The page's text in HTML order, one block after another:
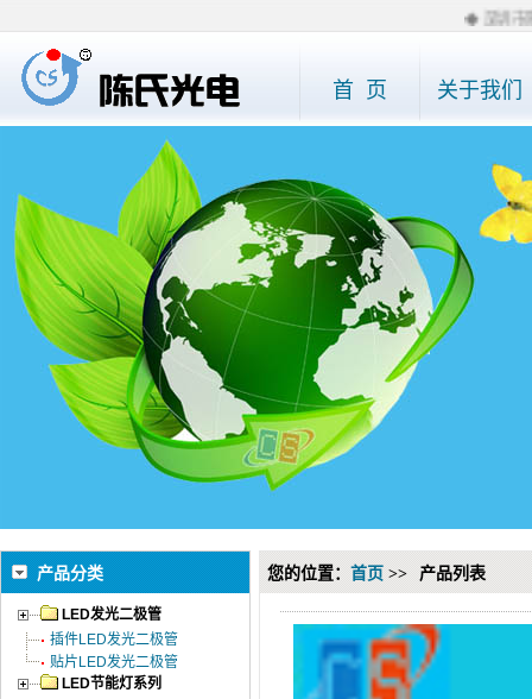
◆ 深圳市
首 页 关于我们
产品分类
LED发光二极管
插件LED发光二极管
贴片LED发光二极管
LED节能灯系列
您的位置： 首页 >> 产品列表